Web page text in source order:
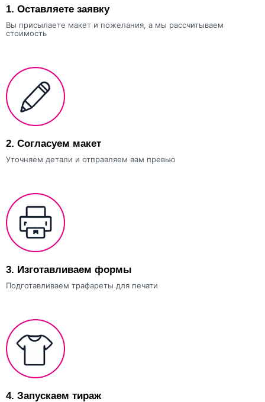
1. Оставляете заявку
Вы присылаете макет и пожелания, а мы рассчитываем
стоимость
2. Согласуем макет
Уточняем детали и отправляем вам превью
3. Изготавливаем формы
Подготавливаем трафареты для печати
4. Запускаем тираж